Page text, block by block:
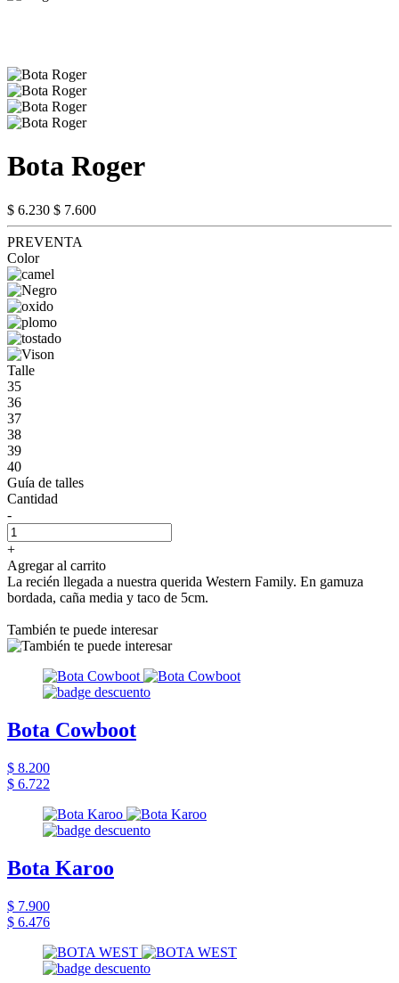
Bota Roger
$ 6.230 $ 7.600
PREVENTA
Color
Talle
35
36
37
38
39
40
Guía de talles
Cantidad
-
+
Agregar al carrito
La recién llegada a nuestra querida Western Family. En gamuza
bordada, caña media y taco de 5cm.
También te puede interesar
Bota Cowboot
$ 8.200
$ 6.722
Bota Karoo
$ 7.900
$ 6.476